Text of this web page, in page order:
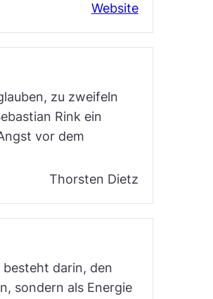
Website
zu zweifeln
Rink ein
vor dem
Thorsten Dietz
besteht darin, den
sondern als Energie